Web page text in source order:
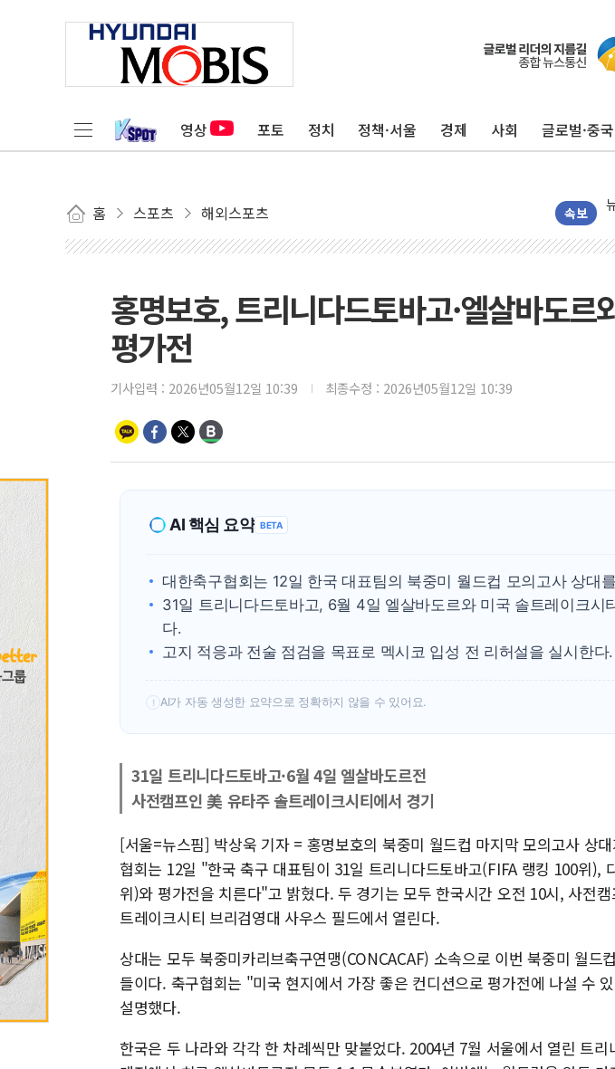
영상 포토 정치 정책·서울 경제 사회 글로벌·중국
홈 스포츠 해외스포츠 속보
[
홍명보호, 트리니다드토바고·엘살바도르
평가전
기사입력 : 2026년05월12일 10:39 최종수정 : 2026년05월12일 10:39
AI 핵심 요약 BETA
대한축구협회는 12일 한국 대표팀의 북중미 월드컵 모의고사 상대
31일 트리니다드토바고, 6월 4일 엘살바도르와 미국 솔트레이크시
다.
고지 적응과 전술 점검을 목표로 멕시코 입성 전 리허설을 실시한다.
! AI가 자동 생성한 요약으로 정확하지 않을 수 있어요.
31일 트리니다드토바고·6월 4일 엘살바도르전
사전캠프인 美 유타주 솔트레이크시티에서 경기
[서울=뉴스핌] 박상욱 기자 = 홍명보호의 북중미 월드컵 마지막 모의고사 상
협회는 12일 "한국 축구 대표팀이 31일 트리니다드토바고(FIFA 랭킹 100위),
위)와 평가전을 치른다"고 밝혔다. 두 경기는 모두 한국시간 오전 10시, 사전
트레이크시티 브리검영대 사우스 필드에서 열린다.
상대는 모두 북중미카리브축구연맹(CONCACAF) 소속으로 이번 북중미 월드
들이다. 축구협회는 "미국 현지에서 가장 좋은 컨디션으로 평가전에 나설 수
설명했다.
한국은 두 나라와 각각 한 차례씩만 맞붙었다. 2004년 7월 서울에서 열린 트